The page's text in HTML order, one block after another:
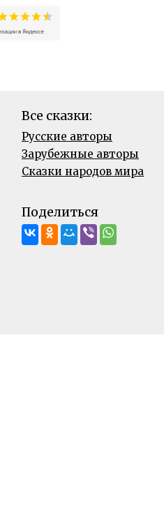
Все сказки:
Русские авторы
Зарубежные авторы
Сказки народов мира
Поделиться